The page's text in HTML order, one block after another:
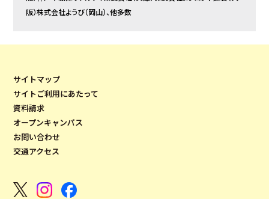
阪）株式会社ようび（岡山）、他多数
サイトマップ
サイトご利用にあたって
資料請求
オープンキャンパス
お問い合わせ
交通アクセス